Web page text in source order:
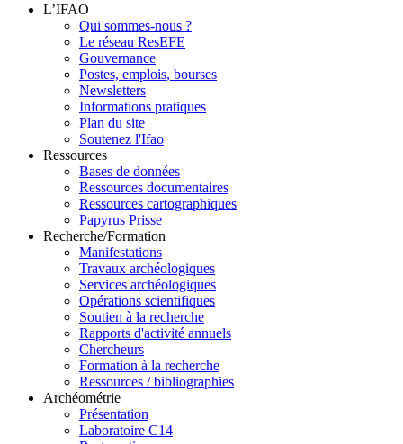
L’IFAO
Qui sommes-nous ?
Le réseau ResEFE
Gouvernance
Postes, emplois, bourses
Newsletters
Informations pratiques
Plan du site
Soutenez l'Ifao
Ressources
Bases de données
Ressources documentaires
Ressources cartographiques
Papyrus Prisse
Recherche/Formation
Manifestations
Travaux archéologiques
Services archéologiques
Opérations scientifiques
Soutien à la recherche
Rapports d'activité annuels
Chercheurs
Formation à la recherche
Ressources / bibliographies
Archéométrie
Présentation
Laboratoire C14